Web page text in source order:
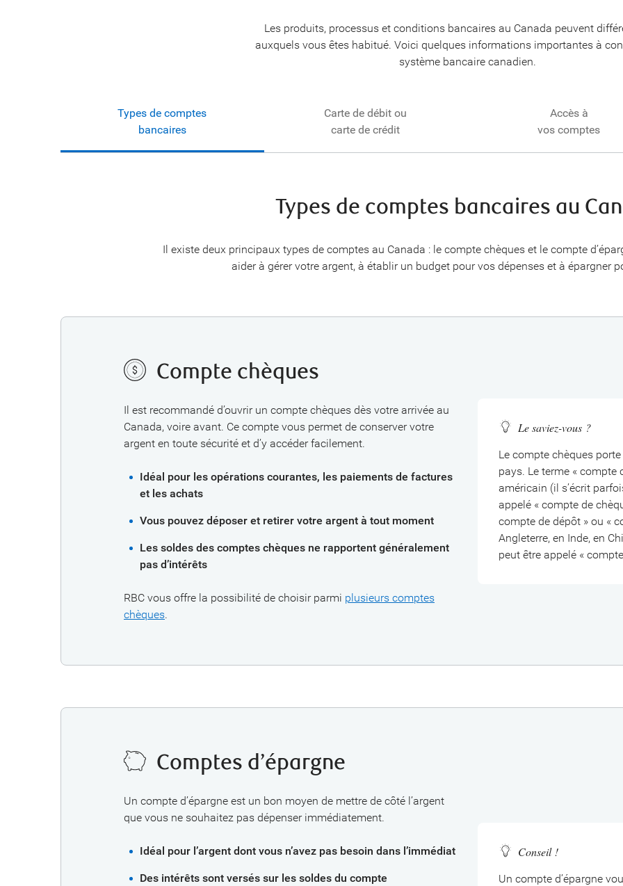
Les produits, processus et conditions bancaires au Canada peuvent
auxquels vous êtes habitué. Voici quelques informations importantes à
système bancaire canadien.
Types de comptes
bancaires
Carte de débit ou
carte de crédit
Accès à
vos comptes
Types de comptes bancaires au
Il existe deux principaux types de comptes au Canada : le compte chèques et le compte
aider à gérer votre argent, à établir un budget pour vos dépenses et à épargner
Compte chèques
Il est recommandé d’ouvrir un compte chèques dès votre arrivée au
Canada, voire avant. Ce compte vous permet de conserver votre
argent en toute sécurité et d’y accéder facilement.
Idéal pour les opérations courantes, les paiements de factures
et les achats
Vous pouvez déposer et retirer votre argent à tout moment
Les soldes des comptes chèques ne rapportent généralement
pas d’intérêts
RBC vous offre la possibilité de choisir parmi plusieurs comptes
chèques.
Le saviez-vous ?
Le compte chèques
pays. Le terme « compte
américain (il s’écrit
appelé « compte de
compte de dépôt » ou «
Angleterre, en Inde, en
peut être appelé «
Comptes d’épargne
Un compte d’épargne est un bon moyen de mettre de côté l’argent
que vous ne souhaitez pas dépenser immédiatement.
Idéal pour l’argent dont vous n’avez pas besoin dans l’immédiat
Des intérêts sont versés sur les soldes du compte
Conseil !
Un compte d’épargne